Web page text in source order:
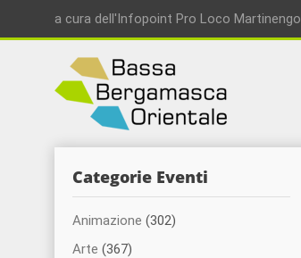
a cura dell'Infopoint Pro Loco Martinengo
Categorie Eventi
Animazione (302)
Arte (367)